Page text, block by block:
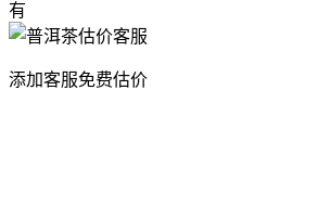
有
添加客服免费估价